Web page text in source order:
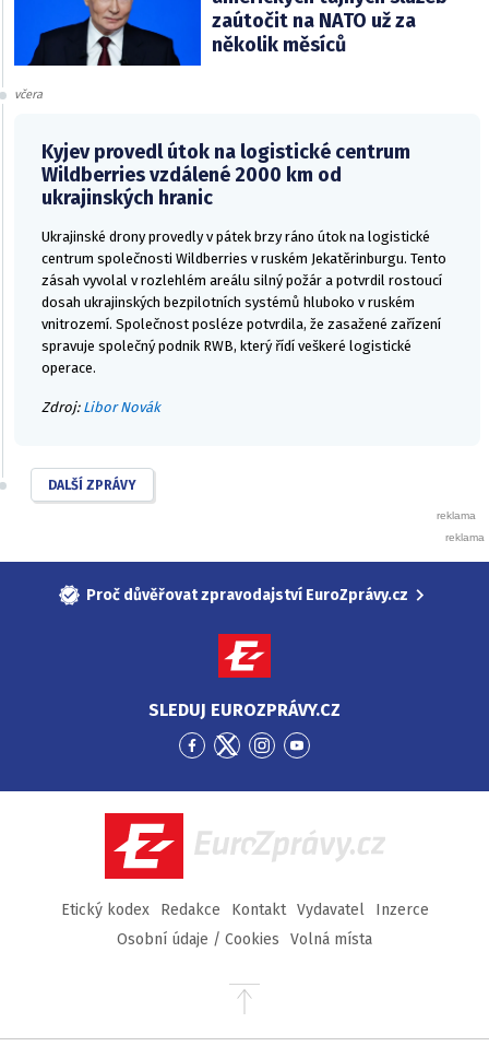
zaútočit na NATO už za
několik měsíců
včera
Kyjev provedl útok na logistické centrum
Wildberries vzdálené 2000 km od
ukrajinských hranic
Ukrajinské drony provedly v pátek brzy ráno útok na logistické
centrum společnosti Wildberries v ruském Jekatěrinburgu. Tento
zásah vyvolal v rozlehlém areálu silný požár a potvrdil rostoucí
dosah ukrajinských bezpilotních systémů hluboko v ruském
vnitrozemí. Společnost posléze potvrdila, že zasažené zařízení
spravuje společný podnik RWB, který řídí veškeré logistické
operace.
Zdroj: Libor Novák
DALŠÍ ZPRÁVY
Proč důvěřovat zpravodajství EuroZprávy.cz
SLEDUJ EUROZPRÁVY.CZ
Přejít
Facebook
Přejít
Twitter
Přejít
Instagram
Přejít
YouTube
EuroZprávy.cz
Etický kodex Redakce Kontakt Vydavatel
Inzerce
Osobní údaje / Cookies
Volná místa
Přejít
stránky